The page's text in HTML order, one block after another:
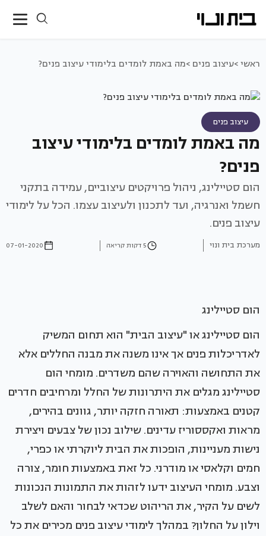
ראשי >עיצוב פנים >מה באמת לומדים בלימודי עיצוב פנים?
עיצוב פנים
מה באמת לומדים בלימודי עיצוב
פנים?
הום סטיילינג, ניהול פרויקטים עיצוביים, עמידה בתקני
חשמל ואנרגיה, ועד לתכנון ולעיצוב עצמו. הכל על לימודי
עיצוב פנים.
מערכת בית ונוי 5 דקות קריאה 07-01-2020
הום סטיילינג
הום סטיילינג או "עיצוב הבית" הוא תחום המשיק
לאדריכלות פנים אך אינו משנה את מבנה החללים אלא
את התחושה והאוירה שהם משדרים. מומחי הום
סטיילינג מגלים את היתרונות של החלל ומרחיבים חדרים
קטנים באמצעות: תאורה חזקה יותר, גוונים בהירים,
מראות ואקססוריז עדינים. שילוב נכון של צבעים ויצירת
נישות מעניינות, הופכות את הבית ליוקרתי או כפרי,
חמים וקלאסי או מודרני. כל זאת באמצעות חומר, צורה
וצבע. מומחי העיצוב ידעו לזהות את התמונות הנכונות
לשים על הקיר, את הריהוט שכדאי לבחור והאם לשלב
וילון על החלון? במהלך לימודי עיצוב פנים מכירים את כל